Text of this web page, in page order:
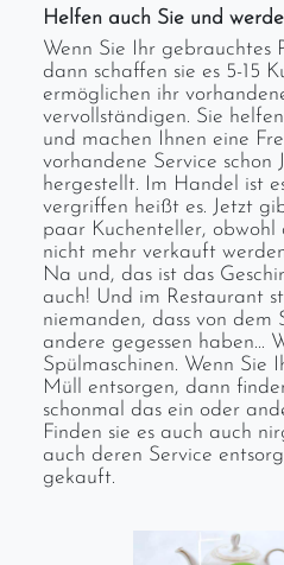
Helfen auch Sie und
Wenn Sie Ihr gebrauchtes
dann schaffen sie es 5-15
ermöglichen ihr
vervollständigen. Sie
und machen Ihnen eine
vorhandene Service schon
hergestellt. Im Handel ist
vergriffen heißt es. Jetzt
paar Kuchenteller, obwohl
nicht mehr verkauft
Na und, das ist das
auch! Und im Restaurant
niemanden, dass von dem
andere gegessen haben…
Spülmaschinen. Wenn Sie
Müll entsorgen, dann
schonmal das ein oder
Finden sie es auch auch
auch deren Service
gekauft.